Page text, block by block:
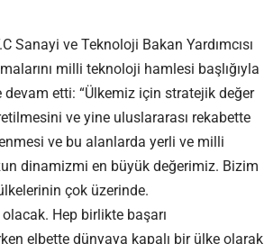
Sanayi ve Teknoloji Bakan Yardımcısı
milli teknoloji hamlesi başlığıyla
devam etti: “Ülkemiz için stratejik değer
ve yine uluslararası rekabette
ve bu alanlarda yerli ve milli
dinamizmi en büyük değerimiz. Bizim
çok üzerinde.
Hep birlikte başarı
elbette dünyaya kapalı bir ülke olarak